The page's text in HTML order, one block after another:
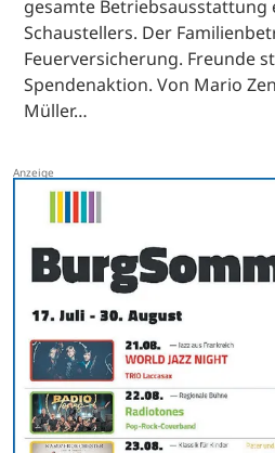
gesamte Betriebsausstattung
Schaustellers. Der
Feuerversicherung. Freunde
Spendenaktion. Von Mario
Müller…